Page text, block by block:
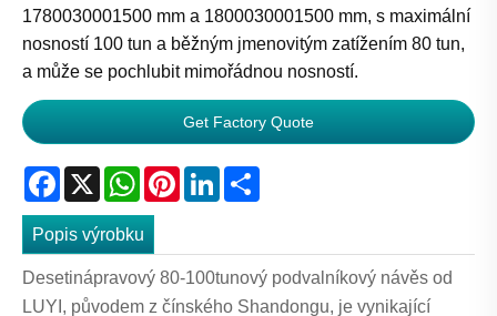
1780030001500 mm a 1800030001500 mm, s maximální
nosností 100 tun a běžným jmenovitým zatížením 80 tun,
a může se pochlubit mimořádnou nosností.
Get Factory Quote
Facebook
X WhatsApp
PinterestLinkedIn
Popis výrobku
Desetinápravový 80-100tunový podvalníkový návěs od
LUYI, původem z čínského Shandongu, je vynikající